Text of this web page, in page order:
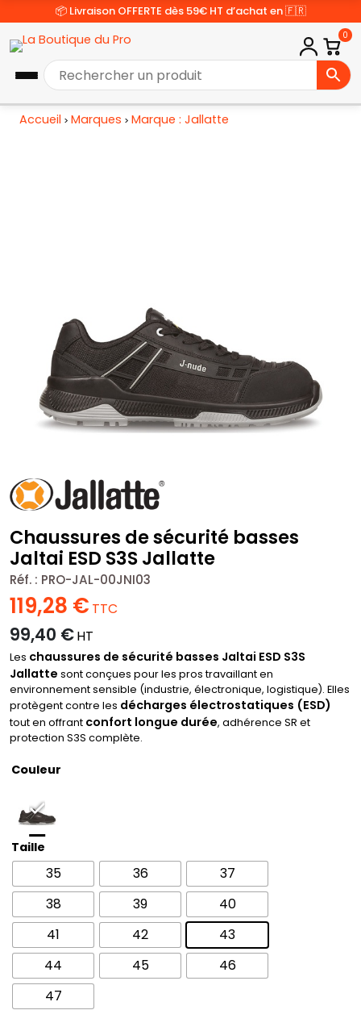
📦 Livraison OFFERTE dès 59€ HT d’achat en 🇫🇷
0
Accueil > Marques > Marque : Jallatte
Chaussures de sécurité basses
Jaltai ESD S3S Jallatte
Réf. : PRO-JAL-00JNI03
119,28 € TTC
99,40 €HT
Les chaussures de sécurité basses Jaltai ESD S3S
Jallatte sont conçues pour les pros travaillant en
environnement sensible (industrie, électronique, logistique). Elles
protègent contre les décharges électrostatiques (ESD)
tout en offrant confort longue durée, adhérence SR et
protection S3S complète.
Couleur
Taille
35 36
37
38
39
40
41
42
43
44
45
46
47